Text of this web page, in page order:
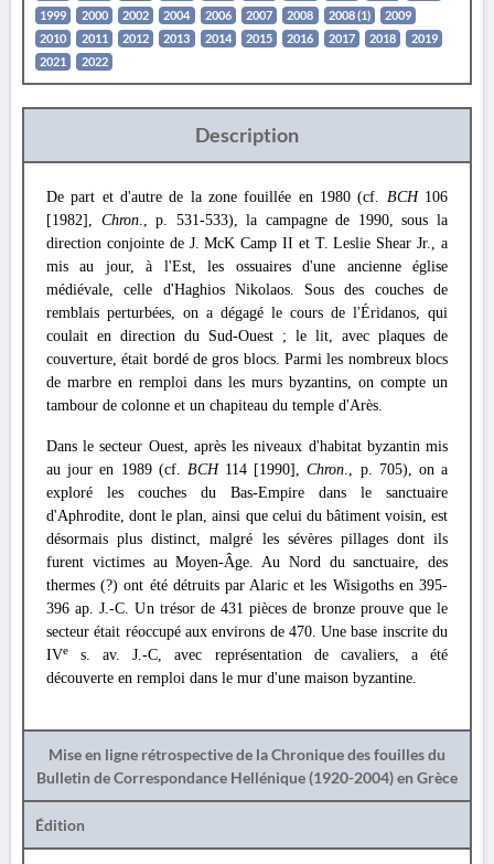
1999
2000 2002 2004 2006 2007 2008 2008 (1)
2009
2010
2011 2012 2013 2014 2015 2016 2017 2018
2019
2021
2022
Description
De part et d'autre de la zone fouillée en 1980 (cf. BCH 106
[1982], Chron., p. 531-533), la campagne de 1990, sous la
direction conjointe de J. McK Camp II et T. Leslie Shear Jr., a
mis au jour, à l'Est, les ossuaires d'une ancienne église
médiévale, celle d'Haghios Nikolaos. Sous des couches de
remblais perturbées, on a dégagé le cours de l'Éridanos, qui
coulait en direction du Sud-Ouest ; le lit, avec plaques de
couverture, était bordé de gros blocs. Parmi les nombreux blocs
de marbre en remploi dans les murs byzantins, on compte un
tambour de colonne et un chapiteau du temple d'Arès.
Dans le secteur Ouest, après les niveaux d'habitat byzantin mis
au jour en 1989 (cf. BCH 114 [1990],Chron., p. 705), on a
exploré les couches du Bas-Empire dans le sanctuaire
d'Aphrodite, dont le plan, ainsi que celui du bâtiment voisin, est
désormais plus distinct, malgré les sévères pillages dont ils
furent victimes au Moyen-Âge. Au Nord du sanctuaire, des
thermes (?) ont été détruits par Alaric et les Wisigoths en 395-
396 ap. J.-C. Un trésor de 431 pièces de bronze prouve que le
secteur était réoccupé aux environs de 470. Une base inscrite du
IVe
s. av. J.-C, avec représentation de cavaliers, a été
découverte en remploi dans le mur d'une maison byzantine.
Mise en ligne rétrospective de la Chronique des fouilles du
Bulletin de Correspondance Hellénique (1920-2004) en Grèce
Édition